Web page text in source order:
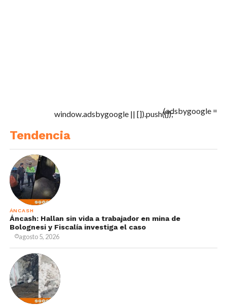
(adsbygoogle =
window.adsbygoogle || []).push({});
Tendencia
ÁNCASH
Áncash: Hallan sin vida a trabajador en mina de
Bolognesi y Fiscalía investiga el caso
agosto 5, 2026